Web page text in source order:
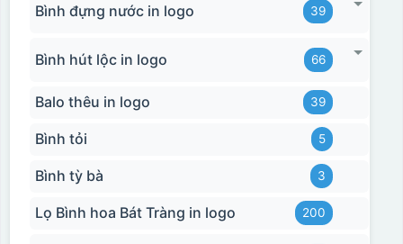
Bình đựng nước in logo 39
Bình hút lộc in logo 66
Balo thêu in logo 39
Bình tỏi 5
Bình tỳ bà 3
Lọ Bình hoa Bát Tràng in logo 200